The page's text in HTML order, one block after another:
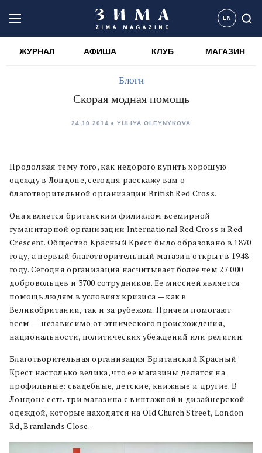
EN
ЖУРНАЛ АФИША КЛУБ МАГАЗИН
Блоги
Скорая модная помощь
24.10.2014 YULIYA OLEYNYKOVA
Продолжая тему того, как недорого купить хорошую
одежду в Лондоне, сегодня расскажу вам о
благотворительной организации British Red Cross.
Она является британским филиалом всемирной
гуманитарной организации International Red Cross и Red
Crescent. Общество Красный Крест было образовано в 1870
году, а первый благотворительный магазин открыт в 1948
году. Сегодня организация насчитывает более чем 27 000
добровольцев и 3700 сотрудников. Ее миссией является
помощь людям в условиях кризиса — как в
Великобритании, так и за рубежом. Причем помогают
всем — независимо от этнического происхождения,
национальности, политических убеждений или религии.
Благотворительная организация Британский Красный
Крест настолько велика, что ее магазины делятся на
профильные: свадебные, детские, книжные и другие. В
Лондоне есть три магазина с винтажной и дизайнерской
одеждой, которые находятся на Old Church Street, London
Rd, Bramlands Close.